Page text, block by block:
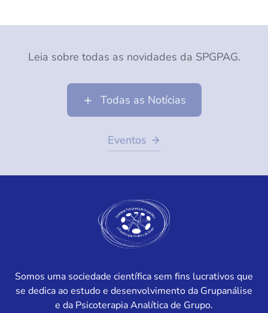
Leia sobre todas as novidades da SPGPAG.
Todas as Notícias
Eventos
Somos uma sociedade científica sem fins lucrativos que
se dedica ao estudo e desenvolvimento da Grupanálise
e da Psicoterapia Analítica de Grupo.